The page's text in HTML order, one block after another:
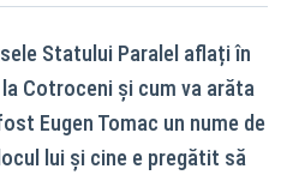
Statului Paralel aflați în
Cotroceni și cum va arăta
Eugen Tomac un nume de
lui și cine e pregătit să